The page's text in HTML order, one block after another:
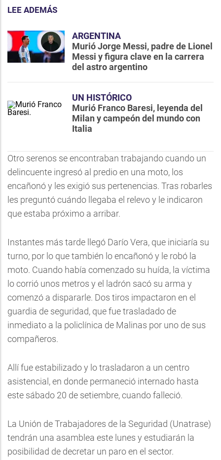
LEE ADEMÁS
ARGENTINA
Murió Jorge Messi, padre de Lionel
Messi y figura clave en la carrera
del astro argentino
UN HISTÓRICO
Murió Franco Baresi, leyenda del
Milan y campeón del mundo con
Italia
Otro serenos se encontraban trabajando cuando un
delincuente ingresó al predio en una moto, los
encañonó y les exigió sus pertenencias. Tras robarles
les preguntó cuándo llegaba el relevo y le indicaron
que estaba próximo a arribar.
Instantes más tarde llegó Darío Vera, que iniciaría su
turno, por lo que también lo encañonó y le robó la
moto. Cuando había comenzado su huída, la víctima
lo corrió unos metros y el ladrón sacó su arma y
comenzó a dispararle. Dos tiros impactaron en el
guardia de seguridad, que fue trasladado de
inmediato a la policlínica de Malinas por uno de sus
compañeros.
Allí fue estabilizado y lo trasladaron a un centro
asistencial, en donde permaneció internado hasta
este sábado 20 de setiembre, cuando falleció.
La Unión de Trabajadores de la Seguridad (Unatrase)
tendrán una asamblea este lunes y estudiarán la
posibilidad de decretar un paro en el sector.